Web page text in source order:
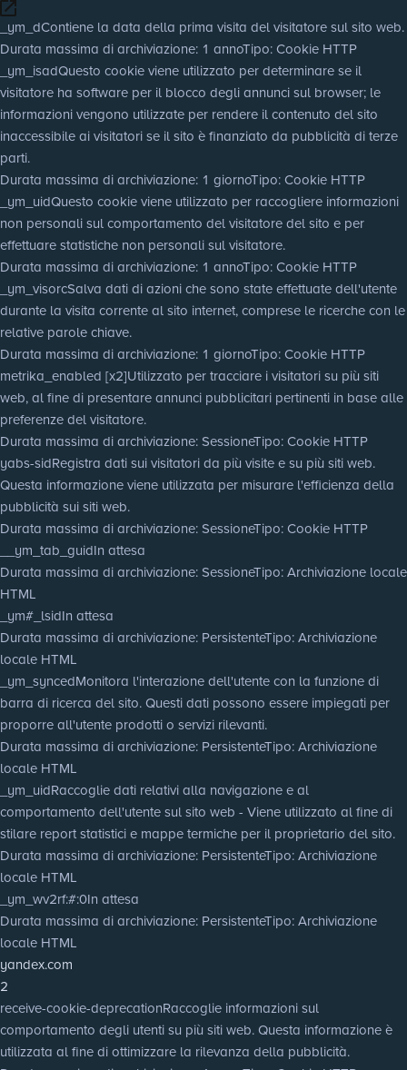
_ym_dContiene la data della prima visita del visitatore sul sito web.
Durata massima di archiviazione: 1 annoTipo: Cookie HTTP
_ym_isadQuesto cookie viene utilizzato per determinare se il
visitatore ha software per il blocco degli annunci sul browser; le
informazioni vengono utilizzate per rendere il contenuto del sito
inaccessibile ai visitatori se il sito è finanziato da pubblicità di terze
parti.
Durata massima di archiviazione: 1 giornoTipo: Cookie HTTP
_ym_uidQuesto cookie viene utilizzato per raccogliere informazioni
non personali sul comportamento del visitatore del sito e per
effettuare statistiche non personali sul visitatore.
Durata massima di archiviazione: 1 annoTipo: Cookie HTTP
_ym_visorcSalva dati di azioni che sono state effettuate dell'utente
durante la visita corrente al sito internet, comprese le ricerche con le
relative parole chiave.
Durata massima di archiviazione: 1 giornoTipo: Cookie HTTP
metrika_enabled [x2]Utilizzato per tracciare i visitatori su più siti
web, al fine di presentare annunci pubblicitari pertinenti in base alle
preferenze del visitatore.
Durata massima di archiviazione: SessioneTipo: Cookie HTTP
yabs-sidRegistra dati sui visitatori da più visite e su più siti web.
Questa informazione viene utilizzata per misurare l'efficienza della
pubblicità sui siti web.
Durata massima di archiviazione: SessioneTipo: Cookie HTTP
__ym_tab_guidIn attesa
Durata massima di archiviazione: SessioneTipo: Archiviazione locale
HTML
_ym#_lsidIn attesa
Durata massima di archiviazione: PersistenteTipo: Archiviazione
locale HTML
_ym_syncedMonitora l'interazione dell'utente con la funzione di
barra di ricerca del sito. Questi dati possono essere impiegati per
proporre all'utente prodotti o servizi rilevanti.
Durata massima di archiviazione: PersistenteTipo: Archiviazione
locale HTML
_ym_uidRaccoglie dati relativi alla navigazione e al
comportamento dell'utente sul sito web - Viene utilizzato al fine di
stilare report statistici e mappe termiche per il proprietario del sito.
Durata massima di archiviazione: PersistenteTipo: Archiviazione
locale HTML
_ym_wv2rf:#:0In attesa
Durata massima di archiviazione: PersistenteTipo: Archiviazione
locale HTML
yandex.com
2
receive-cookie-deprecationRaccoglie informazioni sul
comportamento degli utenti su più siti web. Questa informazione è
utilizzata al fine di ottimizzare la rilevanza della pubblicità.